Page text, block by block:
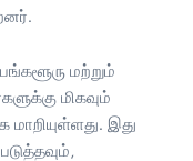
மற்றும்
மிகவும்
மாறியுள்ளது. இது